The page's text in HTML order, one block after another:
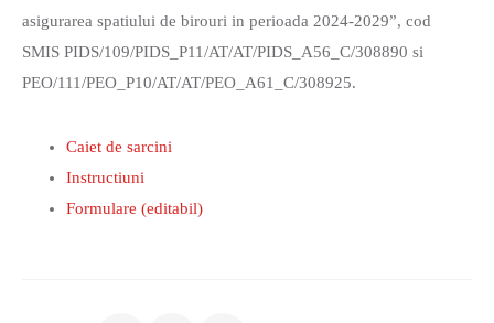
asigurarea spatiului de birouri in perioada 2024-2029”, cod
SMIS PIDS/109/PIDS_P11/AT/AT/PIDS_A56_C/308890 si
PEO/111/PEO_P10/AT/AT/PEO_A61_C/308925.
Caiet de sarcini
Instructiuni
Formulare (editabil)